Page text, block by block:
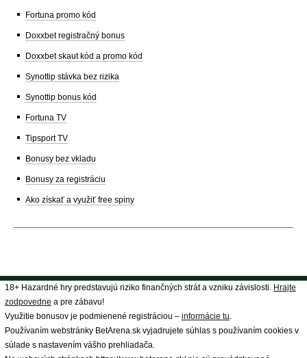
Fortuna promo kód
Doxxbet registračný bonus
Doxxbet skaut kód a promo kód
Synottip stávka bez rizika
Synottip bonus kód
Fortuna TV
Tipsport TV
Bonusy bez vkladu
Bonusy za registráciu
Ako získať a využiť free spiny
18+ Hazardné hry predstavujú riziko finančných strát a vzniku závislosti. Hrajte
zodpovedne a pre zábavu!
Využitie bonusov je podmienené registráciou – informácie tu
Používaním webstránky BetArena.sk vyjadrujete súhlas s používaním cookies v
súlade s nastavením vášho prehliadača.